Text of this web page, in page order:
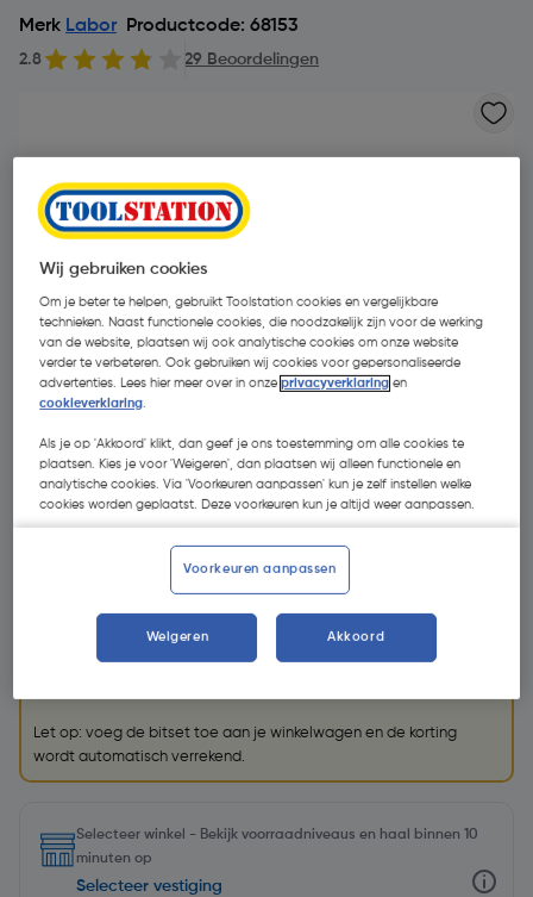
Merk Labor Productcode: 68153
2.8 29 Beoordelingen
€ 21,32| Excl. btw € 17,62
GRATIS bitset
Krijg een GRATISLabor bitset (79004)t.w.v. €26,99 bij
aankoop van €75 aan geselecteerde Labor
Let op: voeg de bitset toe aan je winkelwagen en de korting
wordt automatisch verrekend.
Selecteer winkel - Bekijk voorraadniveaus en haal binnen 10
minuten op
Selecteer vestiging
Wij gebruiken cookies
Om je beter te helpen, gebruikt Toolstation cookies en vergelijkbare
technieken. Naast functionele cookies, die noodzakelijk zijn voor de werking
van de website, plaatsen wij ook analytische cookies om onze website
verder te verbeteren. Ook gebruiken wij cookies voor gepersonaliseerde
advertenties. Lees hier meer over in onzeprivacyverklaring en
cookieverklaring.
Als je op 'Akkoord' klikt, dan geef je ons toestemming om alle cookies te
plaatsen. Kies je voor 'Weigeren', dan plaatsen wij alleen functionele en
analytische cookies. Via 'Voorkeuren aanpassen' kun je zelf instellen welke
cookies worden geplaatst. Deze voorkeuren kun je altijd weer aanpassen.
Voorkeuren aanpassen
Weigeren Akkoord